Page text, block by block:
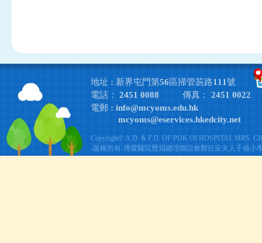
地址 : 新界屯門第56區掃管笏路111號
電話： 2451 0088
傳真： 2451 0022
電郵 : info@mcyoms.edu.hk
mcyoms@eservices.hkedcity.net
Copyright© A.D. & F.D. OF POK OI HOSPITAL MRS.
-版權所有-博愛醫院歷屆總理聯誼會鄭任安夫人千禧小